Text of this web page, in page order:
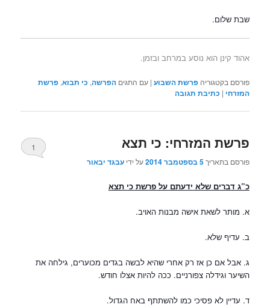
שבת שלום.
אהוד קינן הוא נוסע במרחב ובזמן.
פורסם בקטגוריה פרשת השבוע |עם התגים הפרשה, כי תבוא,פרשת
המזרחי | כתיבת תגובה
פרשת המזרחי: כי תצא
פורסם בתאריך5 בספטמבר 2014 על ידיעבגד יבאור
1
כ”ג דברים שלא ידעתם על פרשת כי תצא
א. מותר לשאת אישה מבנות האויב.
ב. עדיף שלא.
ג. אבל אם כן אז רק אחרי שהיא לבשה בגדים מכוערים, גילחה את
השיער וגידלה צפורניים. ככה להיות אצלו חודש.
ד. עדיין לא פסיכי כמו להשתתף באח הגדול.